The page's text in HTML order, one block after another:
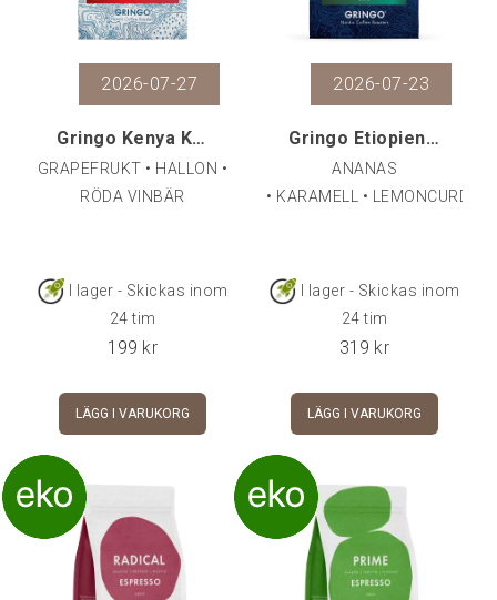
2026-07-27
Gringo Kenya Karimikui AA, 250 g
GRAPEFRUKT • HALLON •
RÖDA VINBÄR
I lager - Skickas inom
24 tim
199 kr
LÄGG I VARUKORG
2026-07-23
Gringo Etiopien Beloya Espresso, 500 g
ANANAS
• KARAMELL • LEMONCURD
I lager - Skickas inom
24 tim
319 kr
LÄGG I VARUKORG